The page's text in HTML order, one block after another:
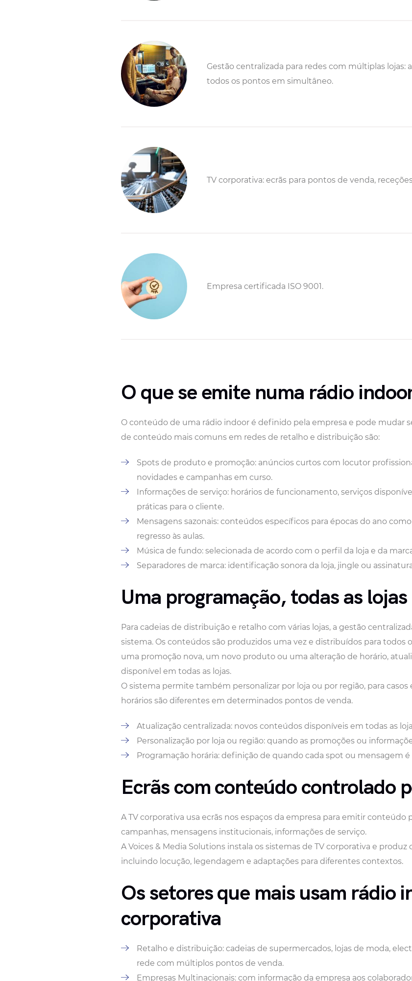
Gestão centralizada para redes com múltiplas lojas:
todos os pontos em simultâneo.
TV corporativa: ecrãs para pontos de venda,
Empresa certificada ISO 9001.
O que se emite numa rádio
O conteúdo de uma rádio indoor é definido pela empresa e pode mudar
de conteúdo mais comuns em redes de retalho e distribuição são:
Spots de produto e promoção: anúncios curtos com locutor
novidades e campanhas em curso.
Informações de serviço: horários de funcionamento, serviços
práticas para o cliente.
Mensagens sazonais: conteúdos específicos para épocas do ano como
regresso às aulas.
Música de fundo: selecionada de acordo com o perfil da loja e da
Separadores de marca: identificação sonora da loja, jingle ou
Uma programação, todas as lojas
Para cadeias de distribuição e retalho com várias lojas, a gestão
sistema. Os conteúdos são produzidos uma vez e distribuídos para todos
uma promoção nova, um novo produto ou uma alteração de horário,
disponível em todas as lojas.
O sistema permite também personalizar por loja ou por região, para
horários são diferentes em determinados pontos de venda.
Atualização centralizada: novos conteúdos disponíveis em todas as
Personalização por loja ou região: quando as promoções ou
Programação horária: definição de quando cada spot ou mensagem
Ecrãs com conteúdo controlado
A TV corporativa usa ecrãs nos espaços da empresa para emitir conteúdo
campanhas, mensagens institucionais, informações de serviço.
A Voices & Media Solutions instala os sistemas de TV corporativa e
incluindo locução, legendagem e adaptações para diferentes contextos.
Os setores que mais usam rádio
corporativa
Retalho e distribuição: cadeias de supermercados, lojas de moda,
rede com múltiplos pontos de venda.
Empresas Multinacionais: com informação da empresa aos